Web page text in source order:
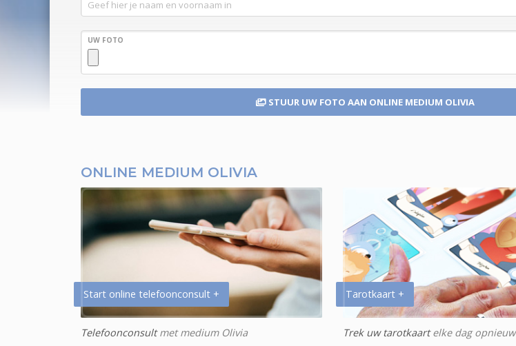
UW FOTO
STUUR UW FOTO AAN ONLINE MEDIUM OLIVIA
ONLINE MEDIUM OLIVIA
Start online telefoonconsult +
Telefoonconsultmet medium Olivia
Tarotkaart +
Trek uw tarotkaartelke dag opnieuw